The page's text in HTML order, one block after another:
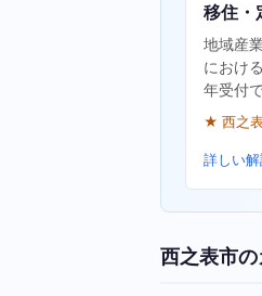
移住・
地域産
におけ
年受付
★ 西之
詳しい
西之表市